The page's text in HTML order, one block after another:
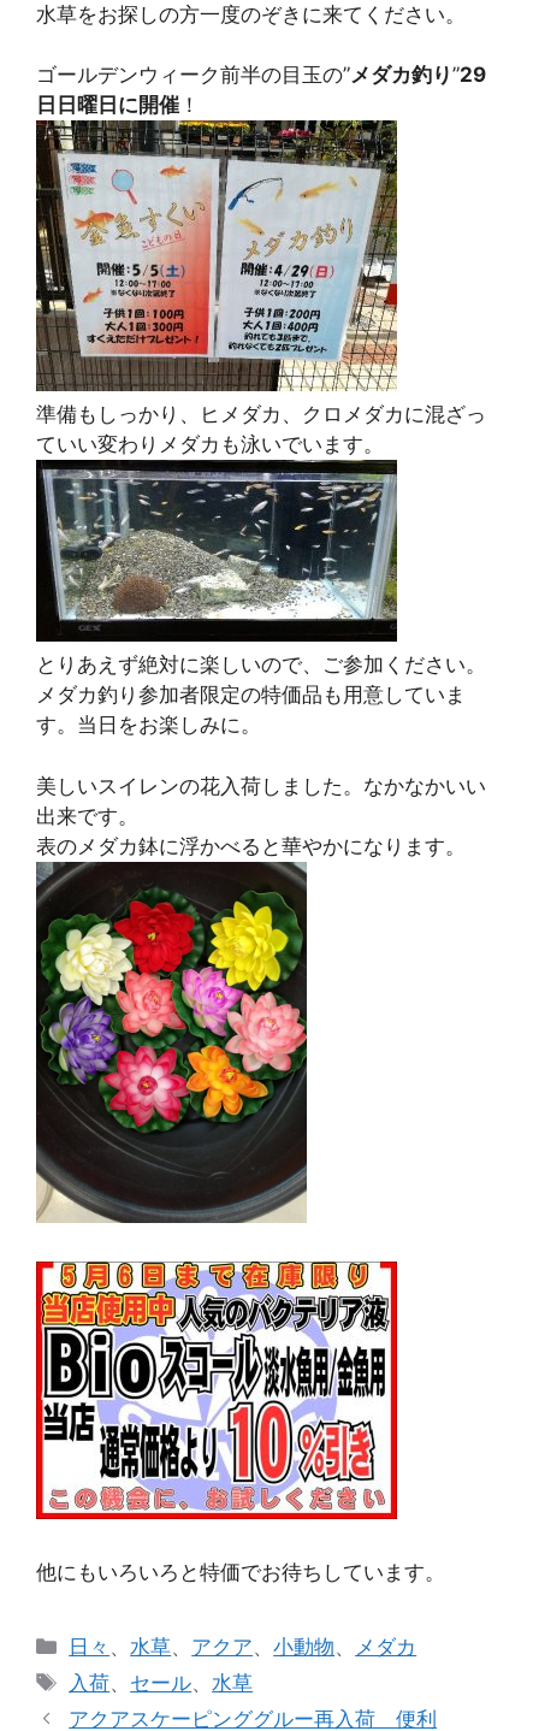
水草をお探しの方一度のぞきに来てください。
ゴールデンウィーク前半の目玉の”メダカ釣り”29
日日曜日に開催 ！
準備もしっかり、ヒメダカ、クロメダカに混ざっ
ていい変わりメダカも泳いでいます。
とりあえず絶対に楽しいので、ご参加ください。
メダカ釣り参加者限定の特価品も用意していま
す。当日をお楽しみに。
美しいスイレンの花入荷しました。なかなかいい
出来です。
表のメダカ鉢に浮かべると華やかになります。
他にもいろいろと特価でお待ちしています。
カ
テ
日々 、水草、 アクア、小動物、 メダカ
タ
グ
入荷、 セール、水草
アクアスケーピンググルー再入荷 便利